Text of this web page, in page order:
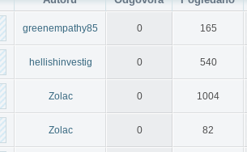
greenempathy85 0 165
hellishinvestig 0 540
Zolac 0 1004
Zolac 0 82